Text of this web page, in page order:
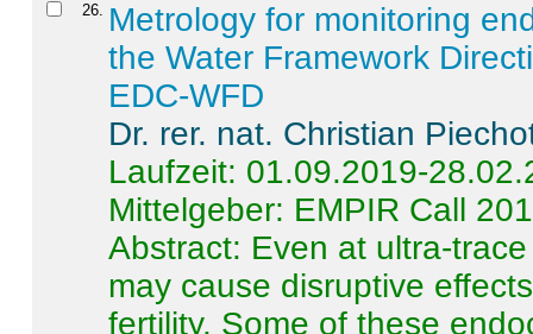
26. Metrology for monitoring
the Water Framework
EDC-WFD
Dr. rer. nat. Christian
Laufzeit: 01.09.2019-
Mittelgeber: EMPIR Call
Abstract: Even at ultra-
may cause disruptive
fertility. Some of these